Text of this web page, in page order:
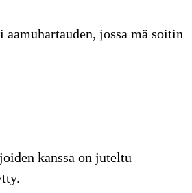
jossa mä soitin
kanssa on juteltu